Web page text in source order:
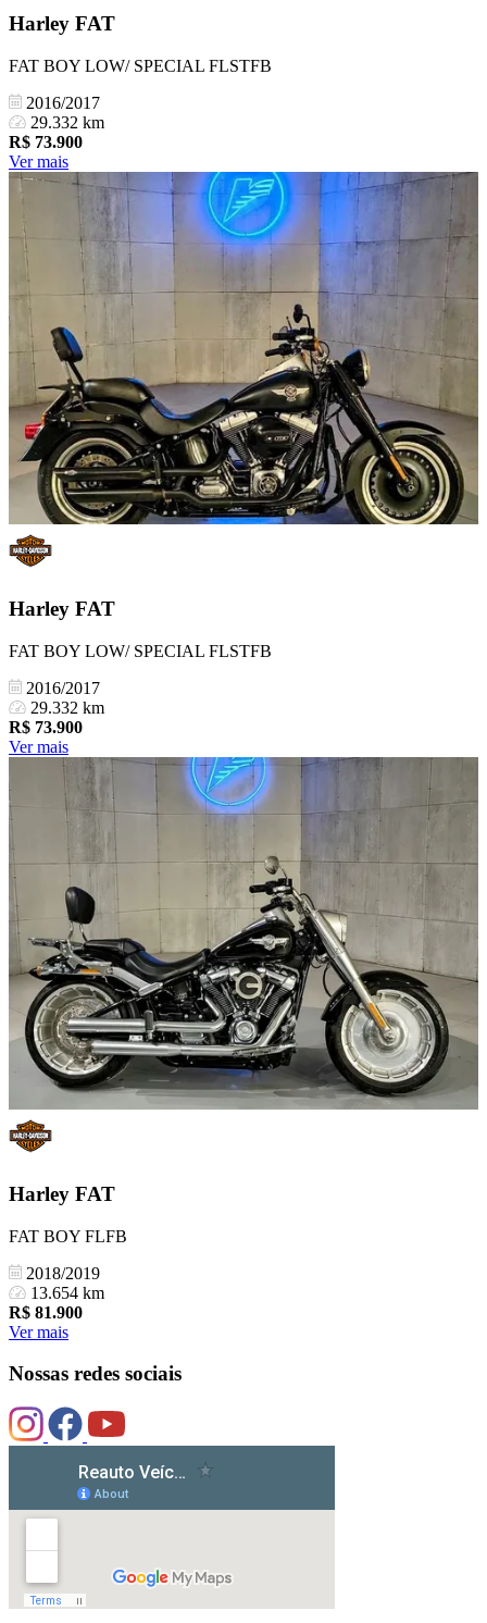
Harley FAT
FAT BOY LOW/ SPECIAL FLSTFB
2016/2017
29.332 km
R$ 73.900
Ver mais
Harley FAT
FAT BOY LOW/ SPECIAL FLSTFB
2016/2017
29.332 km
R$ 73.900
Ver mais
Harley FAT
FAT BOY FLFB
2018/2019
13.654 km
R$ 81.900
Ver mais
Nossas redes sociais